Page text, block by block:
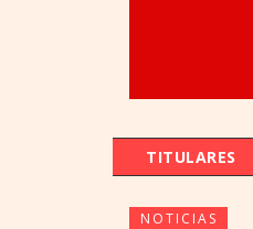
TITULARES
NOTICIAS